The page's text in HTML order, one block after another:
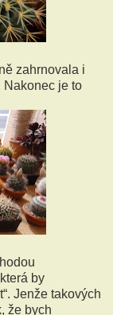
zahrnovala i
Nakonec je to
by
Jenže takových
že bych